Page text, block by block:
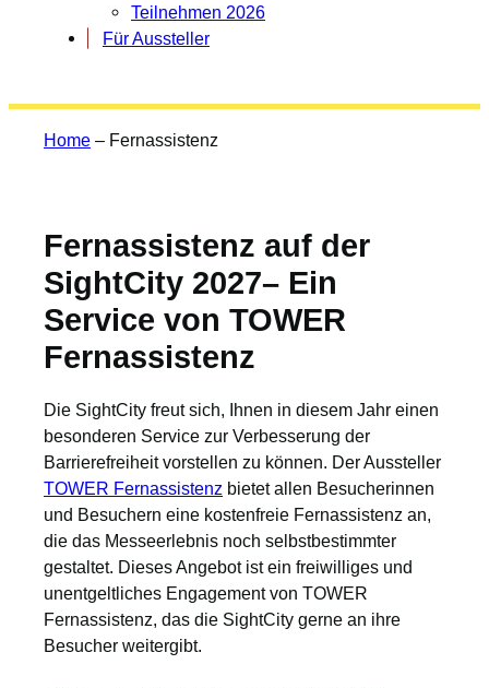
Teilnehmen 2026
Für Aussteller
Home – Fernassistenz
Fernassistenz auf der
SightCity 2027– Ein
Service von TOWER
Fernassistenz
Die SightCity freut sich, Ihnen in diesem Jahr einen
besonderen Service zur Verbesserung der
Barrierefreiheit vorstellen zu können. Der Aussteller
TOWER Fernassistenz bietet allen Besucherinnen
und Besuchern eine kostenfreie Fernassistenz an,
die das Messeerlebnis noch selbstbestimmter
gestaltet. Dieses Angebot ist ein freiwilliges und
unentgeltliches Engagement von TOWER
Fernassistenz, das die SightCity gerne an ihre
Besucher weitergibt.